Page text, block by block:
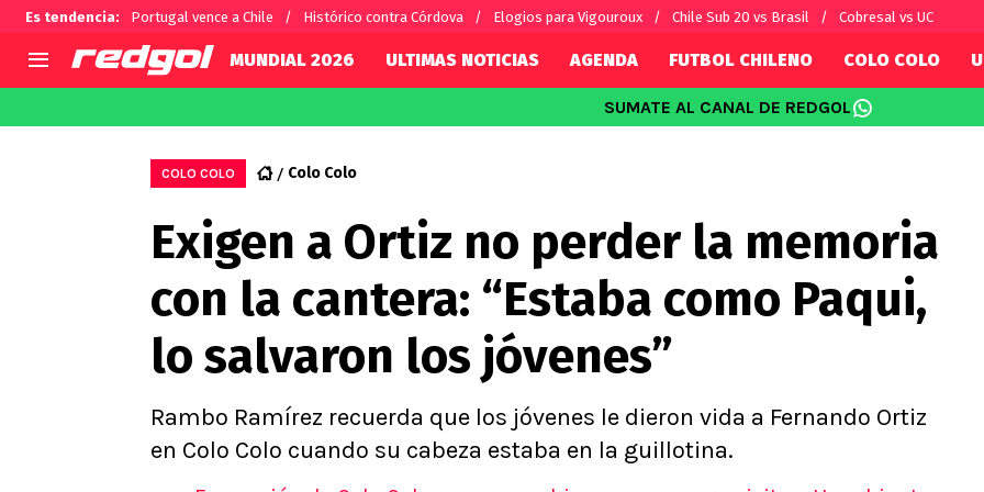
Es tendencia: Portugal vence a Chile Histórico contra Córdova Elogios para Vigouroux Chile Sub 20 vs Brasil Cobresal vs UC
Selección Chilena
U de Chile
U Católica
Campeonato Nacional
Primera B
Segunda División
Copa Chile
Supercopa Chile
Campeonato Femenino
Alexis Sánchez
Carlos Palacios
Chilenos por el mundo
Fútbol Argentino
Fútbol Brasileño
Conference
Ligue 1
Premier
Serie A
MUNDIAL 2026 ULTIMAS NOTICIAS AGENDA FUTBOL CHILENO COLO COLO
SUMATE AL CANAL DE REDGOL
COLO COLO Colo Colo
Exigen a Ortiz no perder la memoria
con la cantera: “Estaba como Paqui,
lo salvaron los jóvenes”
Rambo Ramírez recuerda que los jóvenes le dieron vida a Fernando Ortiz
en Colo Colo cuando su cabeza estaba en la guillotina.